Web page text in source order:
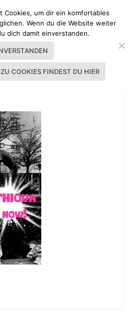
Cookies, um dir ein komfortables
Wenn du die Website weiter
dich damit einverstanden.
COOKIES FINDEST DU HIER